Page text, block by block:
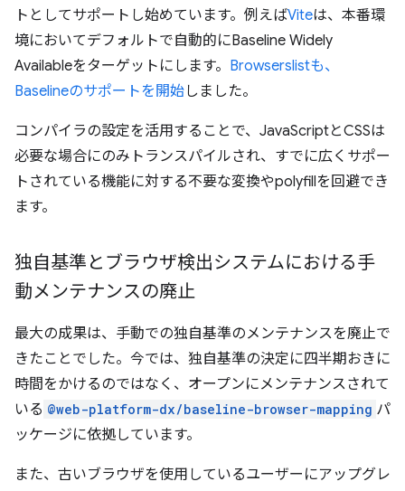
トとしてサポートし始めています。例えばViteは、本番環
境においてデフォルトで自動的にBaseline Widely
Availableをターゲットにします。 Browserslistも、
Baselineのサポートを開始しました。
コンパイラの設定を活用することで、JavaScriptとCSSは
必要な場合にのみトランスパイルされ、すでに広くサポー
トされている機能に対する不要な変換やpolyfillを回避でき
ます。
独自基準とブラウザ検出システムにおける手
動メンテナンスの廃止
最大の成果は、手動での独自基準のメンテナンスを廃止で
きたことでした。今では、独自基準の決定に四半期おきに
時間をかけるのではなく、オープンにメンテナンスされて
いる @web-platform-dx/baseline-browser-mapping パ
ッケージに依拠しています。
また、古いブラウザを使用しているユーザーにアップグレ